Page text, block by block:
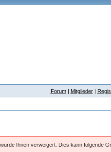
Forum| Mitglieder|
Ihnen verweigert. Dies kann folgende